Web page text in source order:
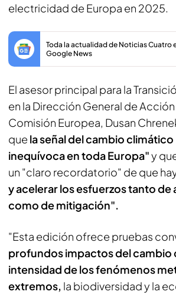
electricidad de Europa en 2025.
Toda la actualidad de Noticias Cuatro
Google News
El asesor principal para la
en la Dirección General de
Comisión Europea, Dusan
que la señal del cambio
inequívoca en toda Europa"y
un "claro recordatorio" de que
y acelerar los esfuerzos tanto de
como de mitigación".
"Esta edición ofrece pruebas
profundos impactos del cambio
intensidad de los fenómenos
extremos, la biodiversidad y la